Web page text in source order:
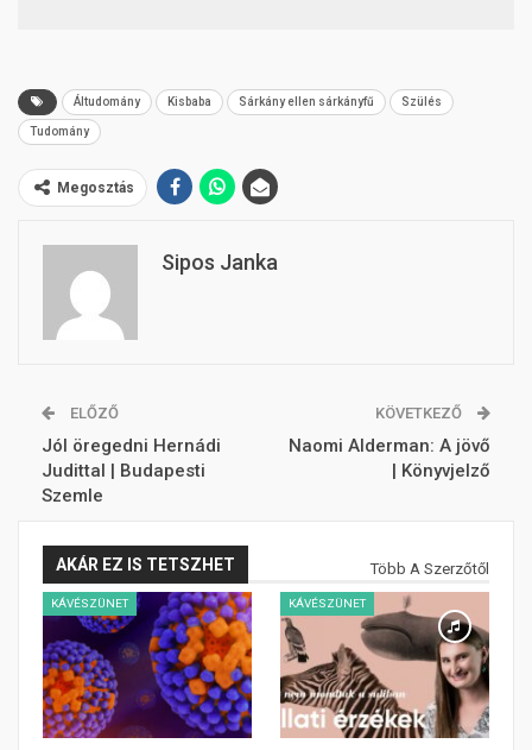
Áltudomány Kisbaba Sárkány ellen sárkányfű Szülés
Tudomány
Megosztás
Sipos Janka
ELŐZŐ
Jól öregedni Hernádi
Judittal | Budapesti
Szemle
KÖVETKEZŐ
Naomi Alderman: A jövő
| Könyvjelző
AKÁR EZ IS TETSZHET Több A Szerzőtől
KÁVÉSZÜNET KÁVÉSZÜNET